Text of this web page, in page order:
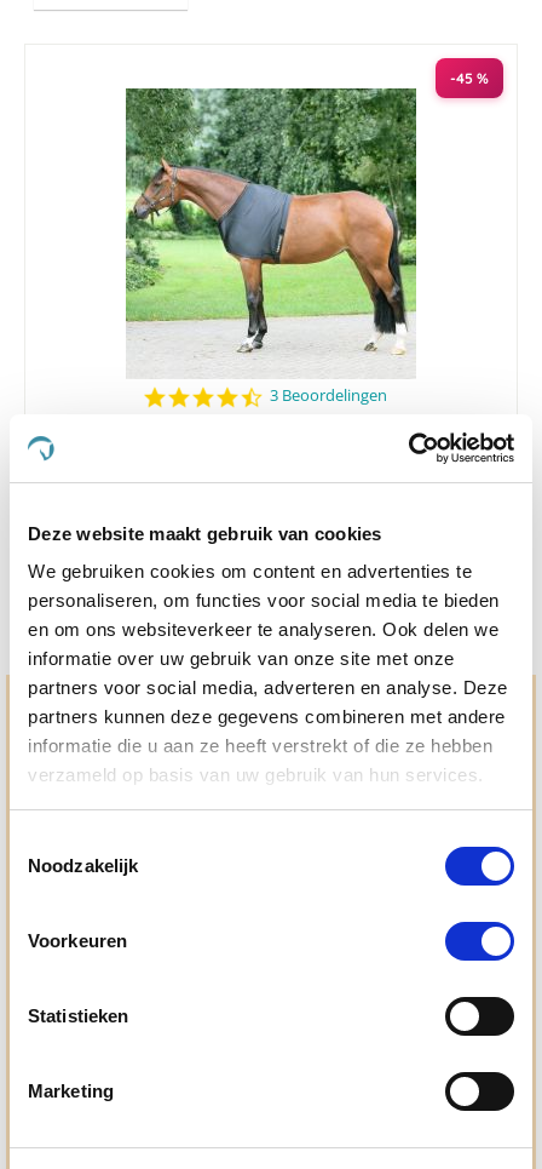
Deze website maakt gebruik van cookies
We gebruiken cookies om content en advertenties te
personaliseren, om functies voor social media te bieden
en om ons websiteverkeer te analyseren. Ook delen we
informatie over uw gebruik van onze site met onze
partners voor social media, adverteren en analyse. Deze
partners kunnen deze gegevens combineren met andere
informatie die u aan ze heeft verstrekt of die ze hebben
verzameld op basis van uw gebruik van hun services.
Noodzakelijk
Voorkeuren
Statistieken
Marketing
-45 %
4.7
3 Beoordelingen
Back on Track Schouderbeschermer 135/185
Nog maar 1 beschikbaar
€ 89,95 € 49,47
Hulp en advies nodig?
allemaal voor doen. Bij De Paardendrogist worden we
gedreven door onze visie: het leveren van producten van
"ouderwetse" service. Wij helpen je graag, doen wat wij
beloven en rusten pas als jij tevreden bent; dat menen we en
06-2195 98 69